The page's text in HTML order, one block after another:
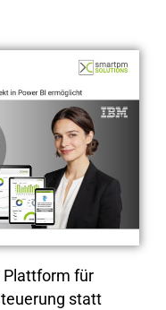
Plattform für
statt